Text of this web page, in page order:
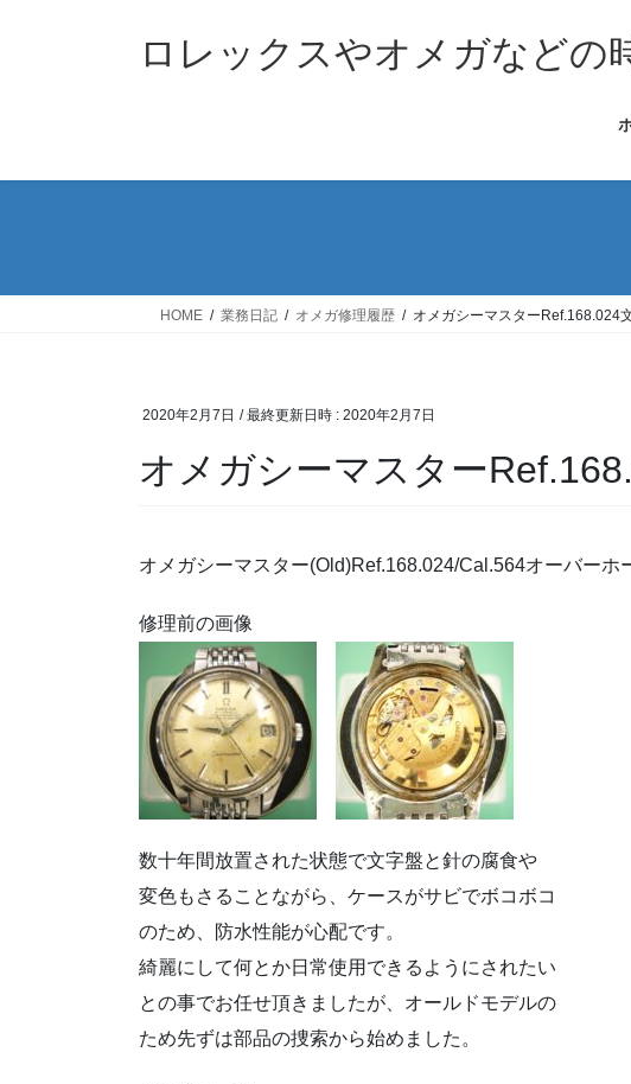
ス
ン
ロレックスやオメガなど
HOME 業務日記 オメガ修理履歴 オメガシーマスターRef.168.024
2020年2月7日 / 最終更新日時 : 2020年2月7日
オメガシーマスター
オメガシーマスター(Old)Ref.168.024/Cal.564オーバーホ
修理前の画像
数十年間放置された状態で文字盤と針の腐食や
変色もさることながら、ケースがサビでボコボコ
のため、防水性能が心配です。
綺麗にして何とか日常使用できるようにされたい
との事でお任せ頂きましたが、オールドモデルの
ため先ずは部品の捜索から始めました。